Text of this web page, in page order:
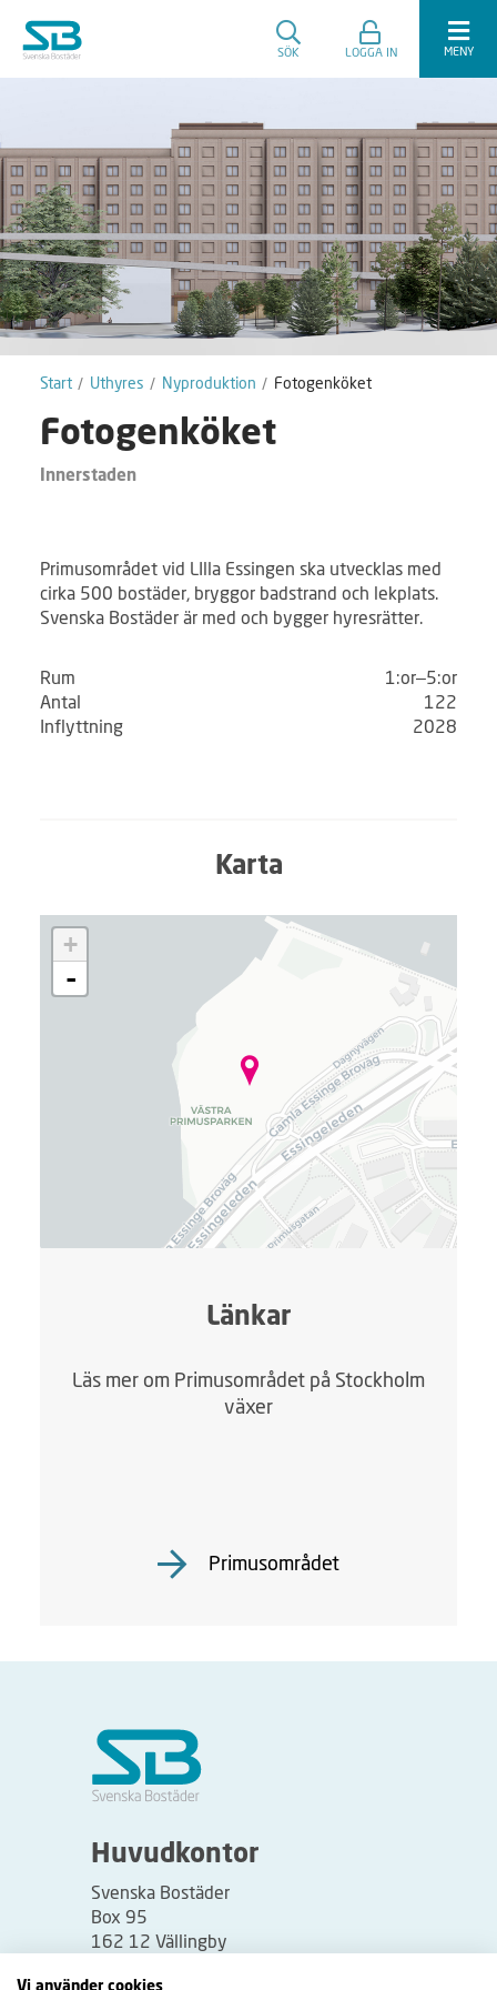
SÖK LOGGA IN MENY
Start Uthyres Nyproduktion Fotogenköket
Fotogenköket
Innerstaden
Primusområdet vid LIlla Essingen ska utvecklas med
cirka 500 bostäder, bryggor badstrand och lekplats.
Svenska Bostäder är med och bygger hyresrätter.
Rum
1:or–5:or
Antal
122
Inflyttning
2028
Karta
d
.
+
-
Länkar
Läs mer om Primusområdet på Stockholm
växer
Primusområdet
Huvudkontor
Svenska Bostäder
Box 95
162 12 Vällingby
Besöksadress:
Vi använder cookies